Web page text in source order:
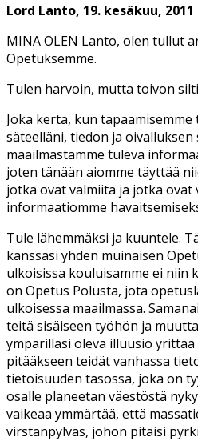
Lord Lanto, 19. kesäkuu, 2011
MINÄ OLEN Lanto, olen tullut
Opetuksemme.
Tulen harvoin, mutta toivon
Joka kerta, kun
säteelläni, tiedon ja oivalluksen
maailmastamme tuleva
joten tänään aiomme täyttää
jotka ovat valmiita ja jotka
informaatiomme
Tule lähemmäksi ja kuuntele.
kanssasi yhden muinaisen
ulkoisissa kouluisamme ei niin
on Opetus Polusta, jota
ulkoisessa maailmassa.
teitä sisäiseen työhön ja
ympärilläsi oleva illuusio
pitääkseen teidät vanhassa
tietoisuuden tasossa, joka on
osalle planeetan väestöstä
vaikeaa ymmärtää, että
virstanpylväs, johon pitäisi